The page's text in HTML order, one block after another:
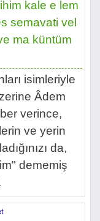
kale e lem
semavati vel
ma küntüm
isimleriyle
Âdem
verince,
ve yerin
da,
dememiş